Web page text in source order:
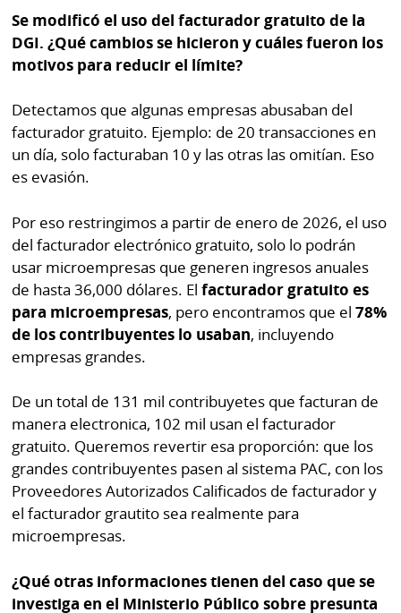
Se modificó el uso del facturador gratuito de la
DGI. ¿Qué cambios se hicieron y cuáles fueron los
motivos para reducir el límite?
Detectamos que algunas empresas abusaban del
facturador gratuito. Ejemplo: de 20 transacciones en
un día, solo facturaban 10 y las otras las omitían. Eso
es evasión.
Por eso restringimos a partir de enero de 2026, el uso
del facturador electrónico gratuito, solo lo podrán
usar microempresas que generen ingresos anuales
de hasta 36,000 dólares. Elfacturador gratuito es
para microempresas, pero encontramos que el78%
de los contribuyentes lo usaban, incluyendo
empresas grandes.
De un total de 131 mil contribuyetes que facturan de
manera electronica, 102 mil usan el facturador
gratuito. Queremos revertir esa proporción: que los
grandes contribuyentes pasen al sistema PAC, con los
Proveedores Autorizados Calificados de facturador y
el facturador grautito sea realmente para
microempresas.
¿Qué otras informaciones tienen del caso que se
investiga en el Ministerio Público sobre presunta